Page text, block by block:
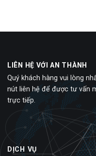
LIÊN HỆ VỚI AN THÀNH
Quý khách hàng vui lòng
nút liên hệ để được tư vấn
trực tiếp.
DỊCH VỤ